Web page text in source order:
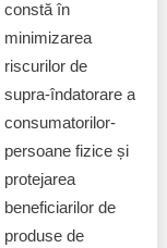
constă în
minimizarea
riscurilor de
supra-îndatorare a
consumatorilor-
persoane fizice și
protejarea
beneficiarilor de
produse de